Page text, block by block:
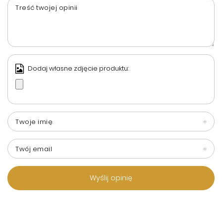
Treść twojej opinii
Dodaj własne zdjęcie produktu:
Twoje imię
Twój email
Wyślij opinię